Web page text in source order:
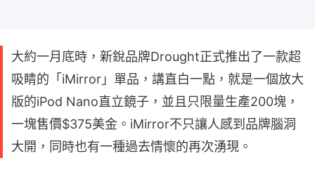
大約一月底時，新銳品牌Drought正式推出了一款超
吸睛的「iMirror」單品，講直白一點，就是一個放大
版的iPod Nano直立鏡子，並且只限量生產200塊，
一塊售價$375美金。iMirror不只讓人感到品牌腦洞
大開，同時也有一種過去情懷的再次湧現。